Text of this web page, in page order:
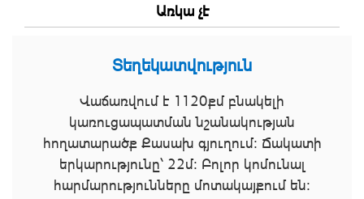
Առկա չէ
Տեղեկատվություն
Վաճառվում է 1120քմ բնակելի
կառուցապատման նշանակության
հողատարածք Քասախ գյուղում։ Ճակատի
երկարությունը՝ 22մ։ Բոլոր կոմունալ
հարմարությունները մոտակայքում են։